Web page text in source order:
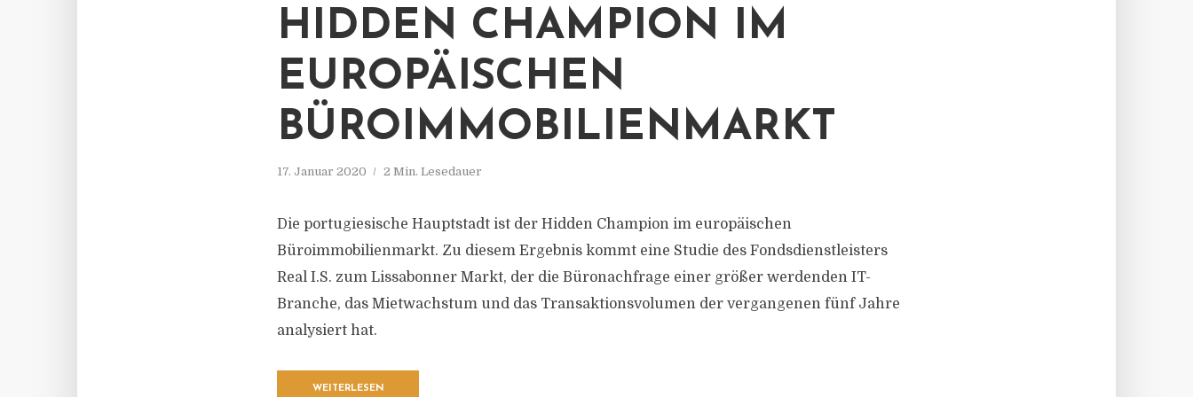
HIDDEN CHAMPION IM
EUROPÄISCHEN
BÜROIMMOBILIENMARKT
17. Januar 2020 2 Min. Lesedauer
Die portugiesische Hauptstadt ist der Hidden Champion im europäischen
Büroimmobilienmarkt. Zu diesem Ergebnis kommt eine Studie des Fondsdienstleisters
Real I.S. zum Lissabonner Markt, der die Büronachfrage einer größer werdenden IT-
Branche, das Mietwachstum und das Transaktionsvolumen der vergangenen fünf Jahre
analysiert hat.
WEITERLESEN